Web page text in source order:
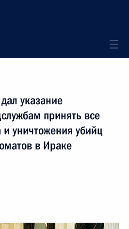
указание
принять все
уничтожения убийц
в Ираке